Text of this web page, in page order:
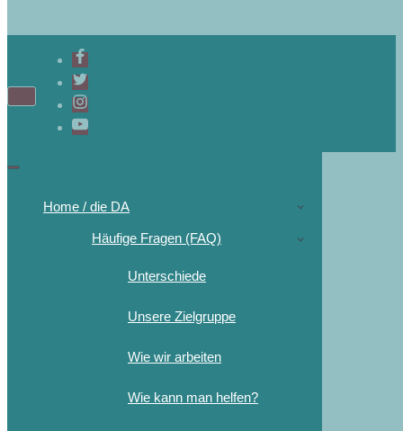
Home / die DA
Häufige Fragen (FAQ)
Unterschiede
Unsere Zielgruppe
Wie wir arbeiten
Wie kann man helfen?